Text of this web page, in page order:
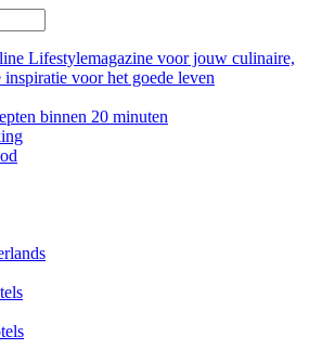
Lifestylemagazine voor jouw culinaire,
voor het goede leven
binnen 20 minuten